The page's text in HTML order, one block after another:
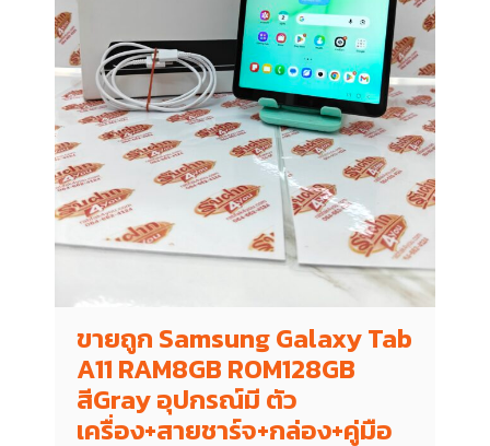
ขายถูก Samsung Galaxy Tab
A11 RAM8GB ROM128GB
สีGray อุปกรณ์มี ตัว
เครื่อง+สายชาร์จ+กล่อง+คู่มือ